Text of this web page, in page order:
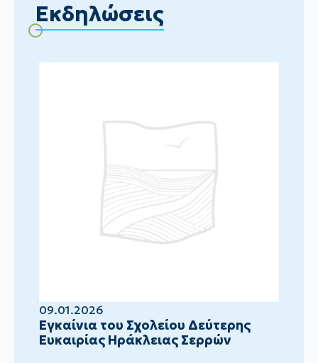
Εκδηλώσεις
09.01.2026
Eγκαίνια του Σχολείου Δεύτερης
Ευκαιρίας Ηράκλειας Σερρών